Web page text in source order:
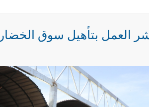
العمل بتأهيل سوق